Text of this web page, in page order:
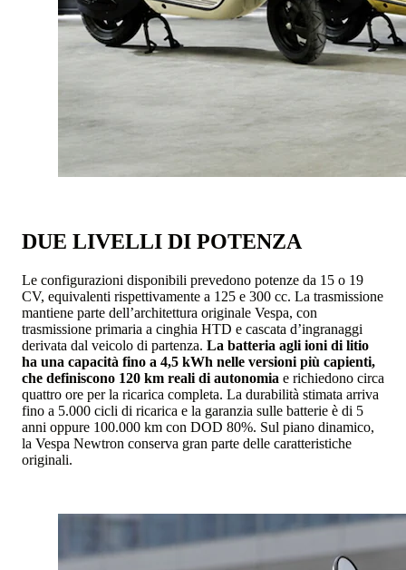
DUE LIVELLI DI POTENZA
Le configurazioni disponibili prevedono potenze da 15 o 19
CV, equivalenti rispettivamente a 125 e 300 cc. La trasmissione
mantiene parte dell’architettura originale Vespa, con
trasmissione primaria a cinghia HTD e cascata d’ingranaggi
derivata dal veicolo di partenza. La batteria agli ioni di litio
ha una capacità fino a 4,5 kWh nelle versioni più capienti,
che definiscono 120 km reali di autonomia e richiedono circa
quattro ore per la ricarica completa. La durabilità stimata arriva
fino a 5.000 cicli di ricarica e la garanzia sulle batterie è di 5
anni oppure 100.000 km con DOD 80%. Sul piano dinamico,
la Vespa Newtron conserva gran parte delle caratteristiche
originali.